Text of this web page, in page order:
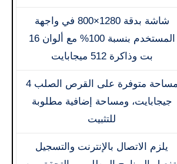
شاشة بدقة 1280×800 في واجهة
المستخدم بنسبة 100% مع ألوان 16
بت وذاكرة 512 ميجابايت
مساحة متوفرة على القرص الصلب 4
جيجابايت، ومساحة إضافية مطلوبة
للتثبيت
يلزم الاتصال بالإنترنت والتسجيل